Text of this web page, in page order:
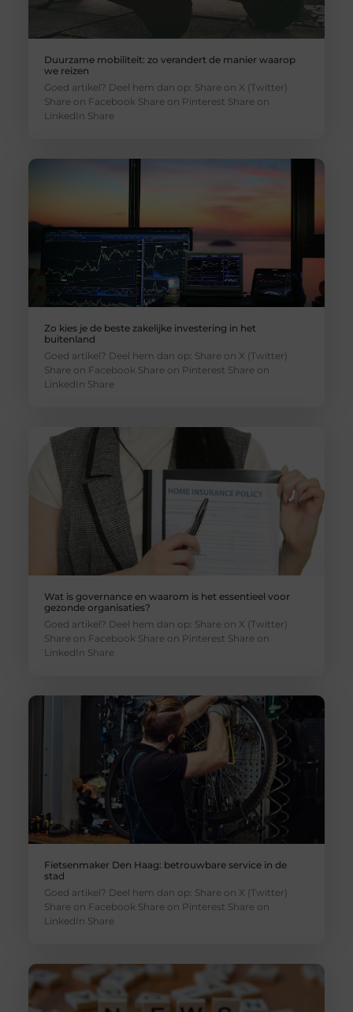
Duurzame mobiliteit: zo verandert de manier waarop
we reizen
Goed artikel? Deel hem dan op: Share on X (Twitter)
Share on Facebook Share on Pinterest Share on
LinkedIn Share
Zo kies je de beste zakelijke investering in het
buitenland
Goed artikel? Deel hem dan op: Share on X (Twitter)
Share on Facebook Share on Pinterest Share on
LinkedIn Share
Wat is governance en waarom is het essentieel voor
gezonde organisaties?
Goed artikel? Deel hem dan op: Share on X (Twitter)
Share on Facebook Share on Pinterest Share on
LinkedIn Share
Fietsenmaker Den Haag: betrouwbare service in de
stad
Goed artikel? Deel hem dan op: Share on X (Twitter)
Share on Facebook Share on Pinterest Share on
LinkedIn Share